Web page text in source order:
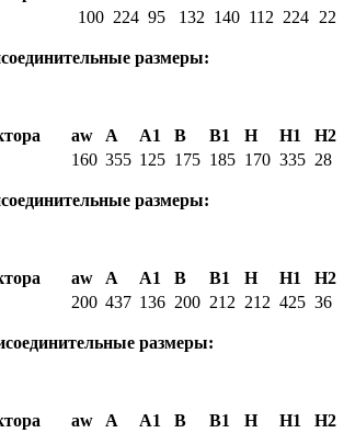
100 224 95 132 140 112 224 22
размеры:
аw А А1 В В1 H H1 H2
160 355 125 175 185 170 335 28
размеры:
аw А А1 В В1 H H1 H2
200 437 136 200 212 212 425 36
размеры:
аw А А1 В В1 H H1 H2